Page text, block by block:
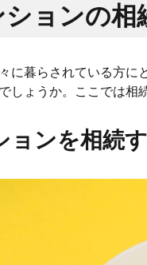
ョンの相
に暮らされている方に
しょうか。ここでは相
ョンを相続